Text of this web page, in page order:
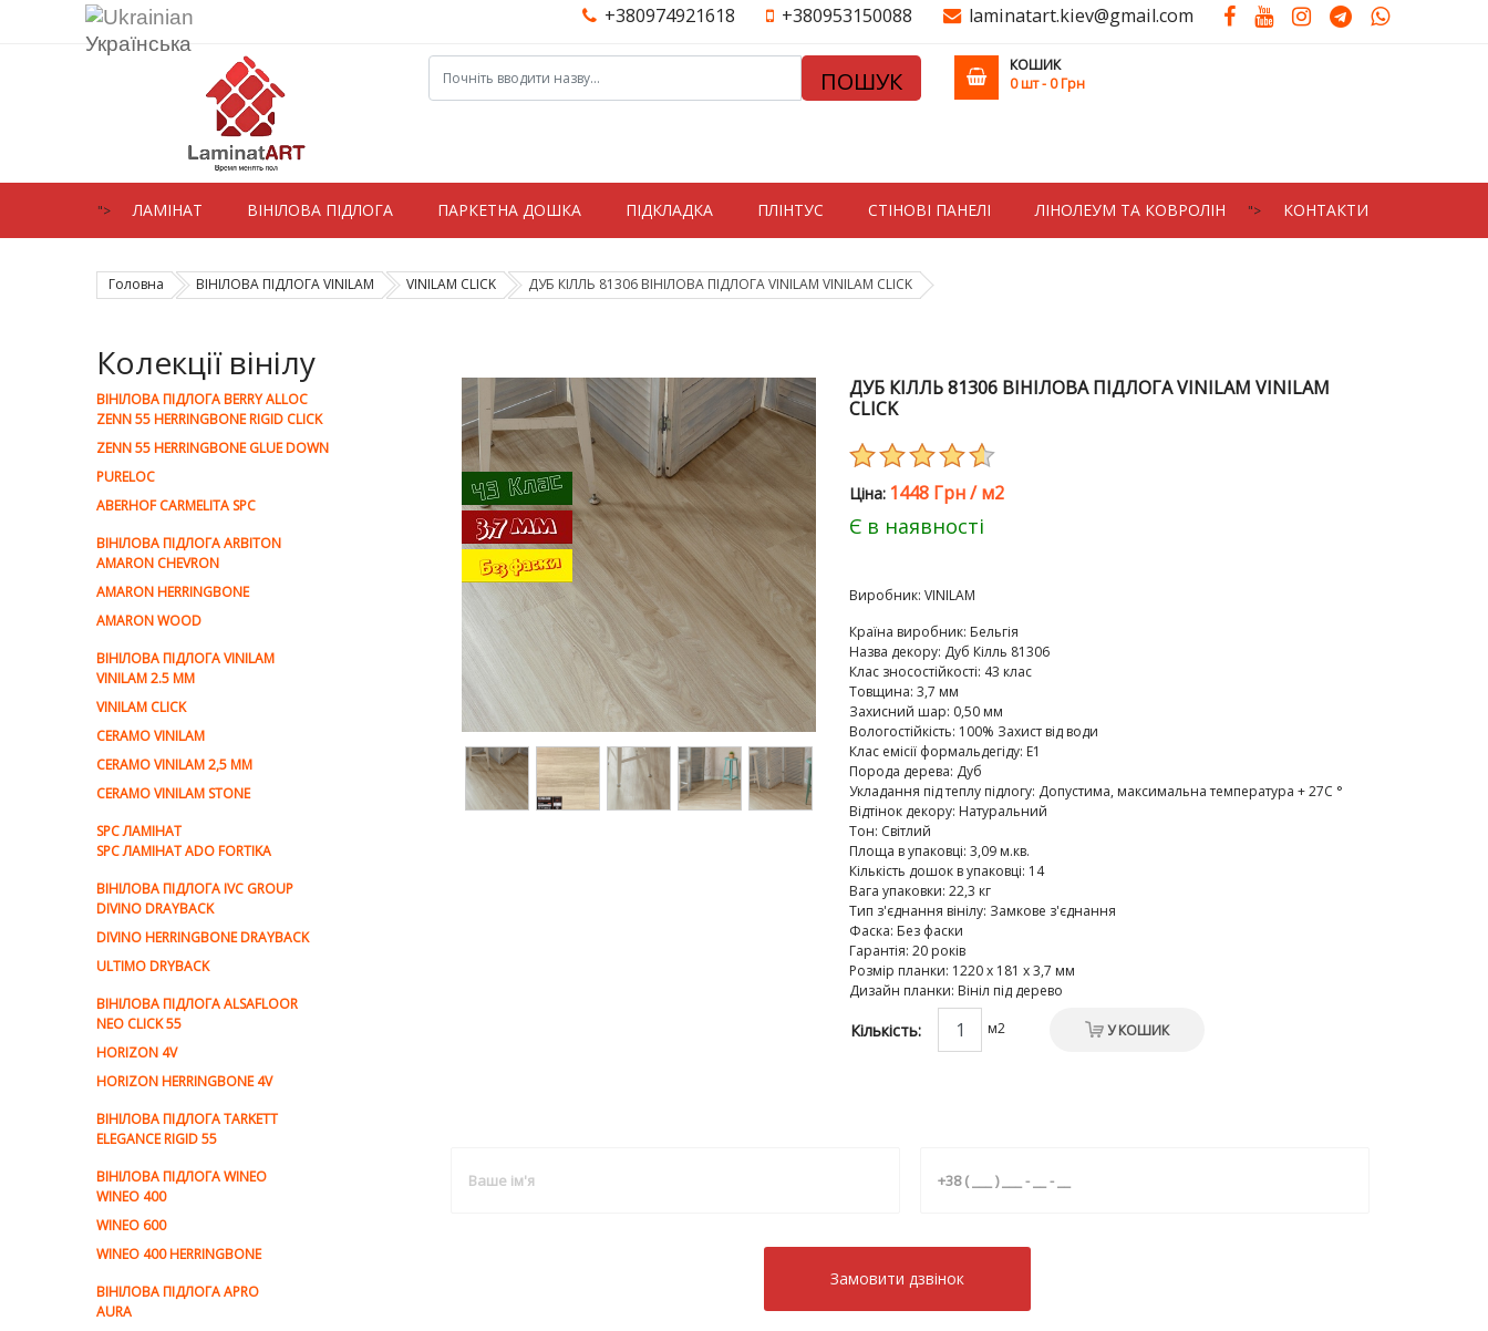
Українська
+380974921618 +380953150088 laminatart.kiev@gmail.com
ПОШУК
КОШИК
0шт- 0 Грн
"> ЛАМIНАТ ВIНIЛОВА ПІДЛОГА ПАРКЕТНА ДОШКА ПІДКЛАДКА ПЛІНТУС СТIНОВI ПАНЕЛI ЛIНОЛЕУМ ТА КОВРОЛIН "> КОНТАКТИ
Головна ВІНІЛОВА ПІДЛОГА VINILAM VINILAM CLICK ДУБ КІЛЛЬ 81306 ВІНІЛОВА ПІДЛОГА VINILAM VINILAM CLICK
Колекції вінілу
ВІНІЛОВА ПІДЛОГА BERRY ALLOC
ZENN 55 HERRINGBONE RIGID CLICK
ZENN 55 HERRINGBONE GLUE DOWN
PURELOC
ABERHOF CARMELITA SPC
ВІНІЛОВА ПІДЛОГА ARBITON
AMARON CHEVRON
AMARON HERRINGBONE
AMARON WOOD
ВІНІЛОВА ПІДЛОГА VINILAM
VINILAM 2.5 MM
VINILAM CLICK
CERAMO VINILAM
CERAMO VINILAM 2,5 MM
CERAMO VINILAM STONE
SPC ЛАМІНАТ
SPC ЛАМІНАТ ADO FORTIKA
ВІНІЛОВА ПІДЛОГА IVC GROUP
DIVINO DRAYBACK
DIVINO HERRINGBONE DRAYBACK
ULTIMO DRYBACK
ВІНІЛОВА ПІДЛОГА ALSAFLOOR
NEO CLICK 55
HORIZON 4V
HORIZON HERRINGBONE 4V
ВІНІЛОВА ПІДЛОГА TARKETT
ELEGANCE RIGID 55
ВІНІЛОВА ПІДЛОГА WINEO
WINEO 400
WINEO 600
WINEO 400 HERRINGBONE
ВІНІЛОВА ПІДЛОГА APRO
AURA
ДУБ КІЛЛЬ 81306 ВІНІЛОВА ПІДЛОГА VINILAM VINILAM
CLICK
Цiна: 1448 Грн/м2
Є в наявності
Виробник: VINILAM
Країна виробник: Бельгія
Назва декору: Дуб Кілль 81306
Клас зносостійкості: 43 клас
Товщина: 3,7 мм
Захисний шар: 0,50 мм
Вологостійкість: 100% Захист від води
Клас емісії формальдегіду: E1
Порода дерева: Дуб
Укладання під теплу підлогу: Допустима, максимальна температура + 27C °
Відтінок декору: Натуральний
Тон: Світлий
Площа в упаковці: 3,09 м.кв.
Кількість дошок в упаковці: 14
Вага упаковки: 22,3 кг
Тип з'єднання вінілу: Замкове з'єднання
Фаска: Без фаски
Гарантія: 20 років
Розмір планки: 1220 х 181 х 3,7 мм
Дизайн планки: Вініл під дерево
Кількість: м2 У КОШИК
Замовити дзвiнок